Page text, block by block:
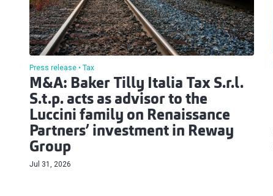
Press release Tax
M&A: Baker Tilly Italia Tax S.r.l.
S.t.p. acts as advisor to the
Luccini family on Renaissance
Partners’ investment in Reway
Group
Jul 31, 2026